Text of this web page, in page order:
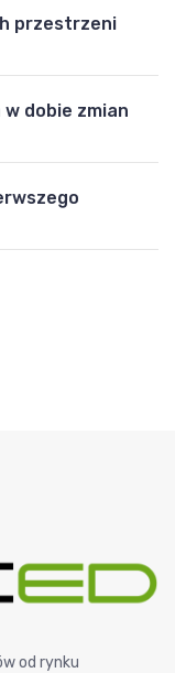
przestrzeni
dobie zmian
od rynku